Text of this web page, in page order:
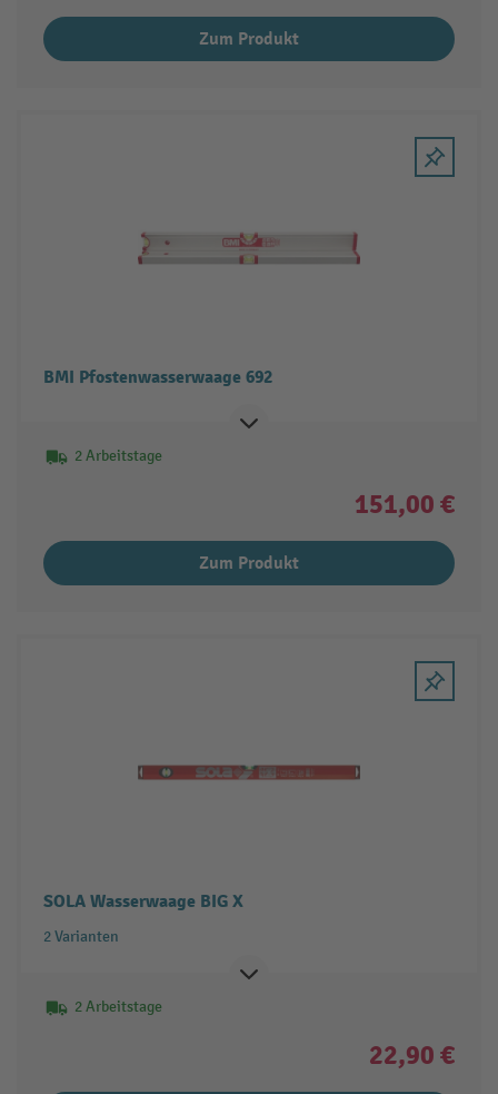
Zum Produkt
BMI Pfostenwasserwaage 692
2 Arbeitstage
151,00 €
Zum Produkt
SOLA Wasserwaage BIG X
2 Varianten
2 Arbeitstage
22,90 €